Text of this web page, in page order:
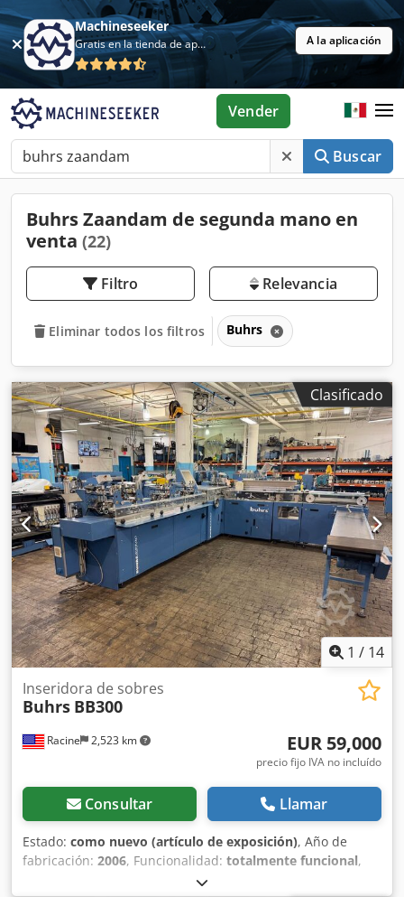
Machineseeker
Gratis en la tienda de aplicaciones A la aplicación
Buscar
Vender
Buhrs Zaandam de segunda mano en
venta (22)
Filtro Relevancia
Eliminar todos los filtros Buhrs
Clasificado
1 / 14
Racine 2,523 km
Inseridora de sobres
Buhrs BB300
EUR 59,000
precio fijo IVA no incluído
Consultar Llamar
Estado: como nuevo (artículo de exposición), Año de
fabricación: 2006, Funcionalidad: totalmente funcional,
Buhrs BB300 Ensobradora de sobres Año: 2006 Máquina